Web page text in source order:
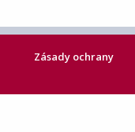
Zásady ochrany